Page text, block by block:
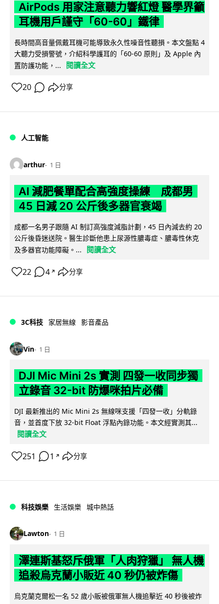
AirPods 用家注意聽力響紅燈 醫學界籲
耳機用戶謹守「60-60」鐵律
長時間高音量佩戴耳機可能導致永久性噪音性聽損。本文盤點 4
大聽力受損警號，介紹科學護耳的「60-60 原則」及 Apple 內
置防護功能，...
閱讀全文
20 分享
人工智能
arthur 1 日
AI 減肥餐單配合高強度操練 成都男
45 日減 20 公斤後多器官衰竭
成都一名男子跟隨 AI 制訂高強度減脂計劃，45 日內減去約 20
公斤後昏迷送院。醫生診斷他患上尿源性膿毒症、膿毒性休克
及多器官功能障礙。...
閱讀全文
22 4 ↗ 分享
3C科技 家居無線 影音產品
Vin 1 日
DJI Mic Mini 2s 實測 四發一收同步獨
立錄音 32-bit 防爆咪拍片必備
DJI 最新推出的 Mic Mini 2s 無線咪支援「四發一收」分軌錄
音，並首度下放 32-bit Float 浮點內錄功能。本文經實測其...
閱讀全文
251 1 ↗ 分享
科技娛樂 生活娛樂 城中熱話
Lawton 1 日
澤連斯基怒斥俄軍「人肉狩獵」 無人機
追殺烏克蘭小販近 40 秒仍被炸傷
烏克蘭克爾松一名 52 歲小販被俄軍無人機追擊近 40 秒後被炸